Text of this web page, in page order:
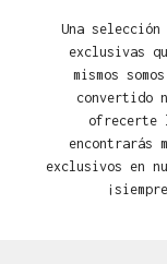
Una
exclusivas
mismos
convertido
ofrecerte
encontrarás
exclusivos en